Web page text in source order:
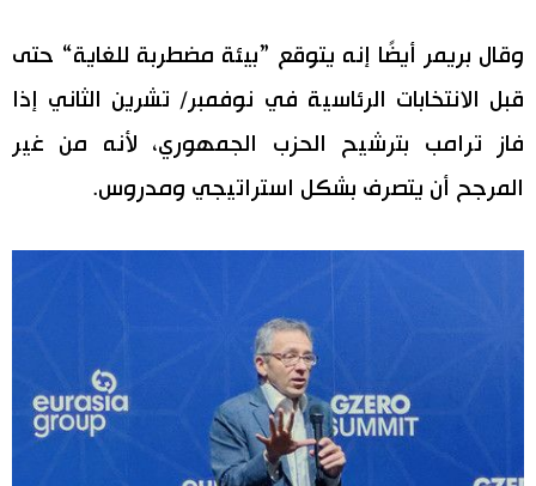
مجتمع
لايف ستايل
طوكيو
وقال بريمر أيضًا إنه يتوقع ”بيئة مضطربة للغاية“ حتى
قبل الانتخابات الرئاسية في نوفمبر/ تشرين الثاني إذا
فاز ترامب بترشيح الحزب الجمهوري، لأنه من غير
المرجح أن يتصرف بشكل استراتيجي ومدروس.